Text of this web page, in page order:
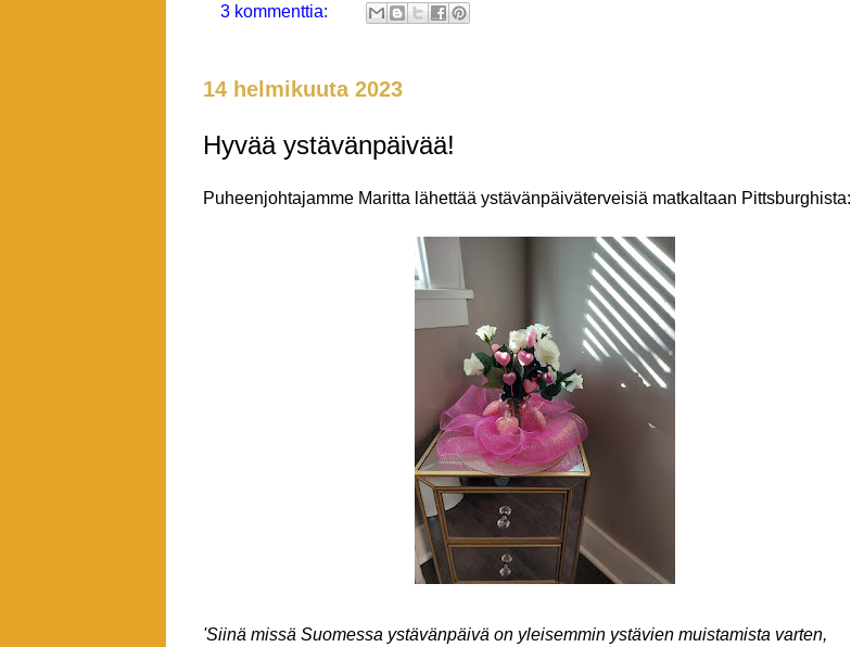
3 kommenttia:
14 helmikuuta 2023
Hyvää ystävänpäivää!
Puheenjohtajamme Maritta lähettää ystävänpäiväterveisiä matkaltaan Pittsburghista:
'Siinä missä Suomessa ystävänpäivä on yleisemmin ystävien muistamista varten,